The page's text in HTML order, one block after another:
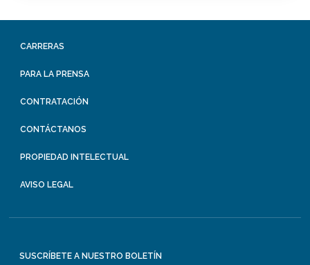
CARRERAS
PARA LA PRENSA
CONTRATACIÓN
CONTÁCTANOS
PROPIEDAD INTELECTUAL
AVISO LEGAL
SUSCRÍBETE A NUESTRO BOLETÍN